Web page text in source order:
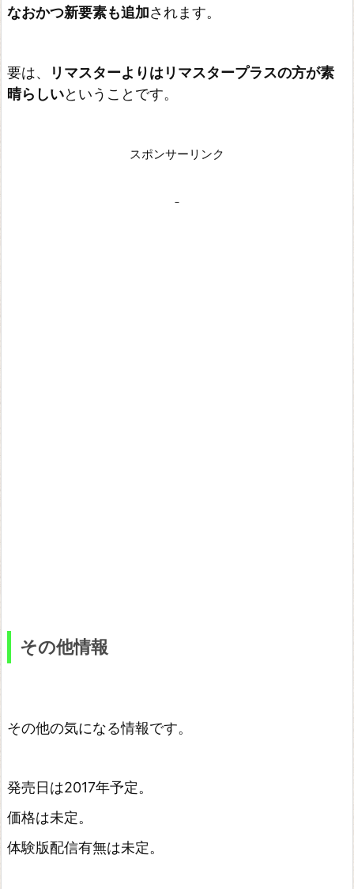
なおかつ新要素も追加されます。
要は、
リマスターよりはリマスタープラスの方が素
晴らしいということです。
スポンサーリンク
その他情報
その他の気になる情報です。
発売日は2017年予定。
価格は未定。
体験版配信有無は未定。